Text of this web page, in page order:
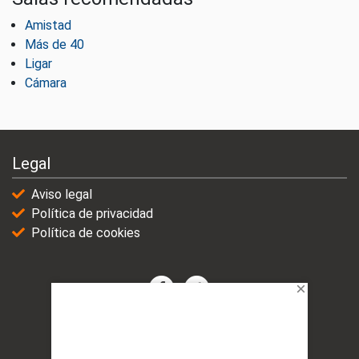
Amistad
Más de 40
Ligar
Cámara
Legal
Aviso legal
Política de privacidad
Política de cookies